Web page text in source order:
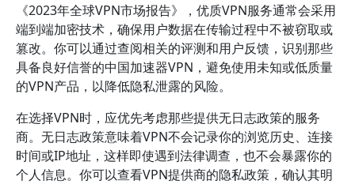
《2023年全球VPN市场报告》，优质VPN服务通常会采用
端到端加密技术，确保用户数据在传输过程中不被窃取或
篡改。你可以通过查阅相关的评测和用户反馈，识别那些
具备良好信誉的中国加速器VPN，避免使用未知或低质量
的VPN产品，以降低隐私泄露的风险。
在选择VPN时，应优先考虑那些提供无日志政策的服务
商。无日志政策意味着VPN不会记录你的浏览历史、连接
时间或IP地址，这样即使遇到法律调查，也不会暴露你的
个人信息。你可以查看VPN提供商的隐私政策，确认其明